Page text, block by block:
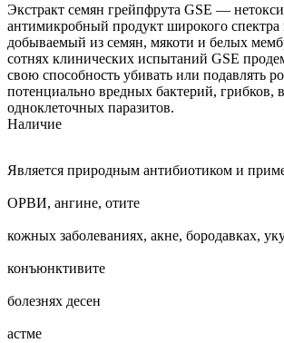
Экстракт семян грейпфрута GSE —
антимикробный продукт широкого
добываемый из семян, мякоти и белых
сотнях клинических испытаний GSE
свою способность убивать или подавлять
потенциально вредных бактерий, грибков,
одноклеточных паразитов.
Наличие
Является природным антибиотиком и
ОРВИ, ангине, отите
кожных заболеваниях, акне, бородавках,
конъюнктивите
болезнях десен
астме